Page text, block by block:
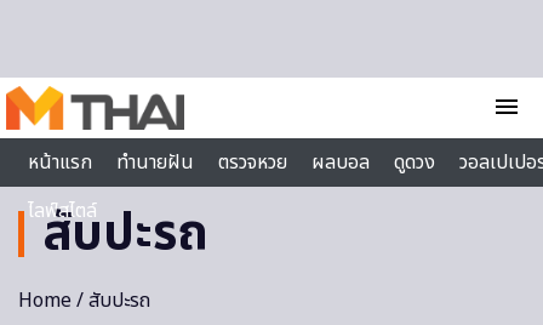
menu
หน้าแรก
ทำนายฝัน ตรวจหวย ผลบอล ดูดวง
วอลเปเป
ไลฟ์สไตล์
สับปะรถ
Home/ สับปะรถ